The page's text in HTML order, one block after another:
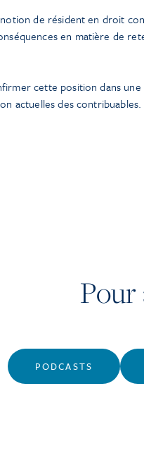
de résident en droit
en matière de
cette position dans
actuelles des contribuables.
PODCASTS